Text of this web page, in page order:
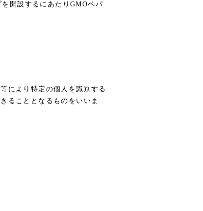
開設するにあたりGMOペパ
により特定の個人を識別する
ることとなるものをいいま